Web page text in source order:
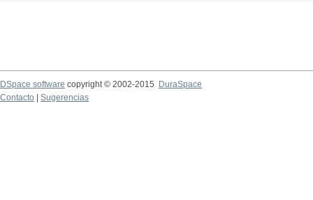
DSpace software copyright © 2002-2015
DuraSpace
Contacto
Sugerencias